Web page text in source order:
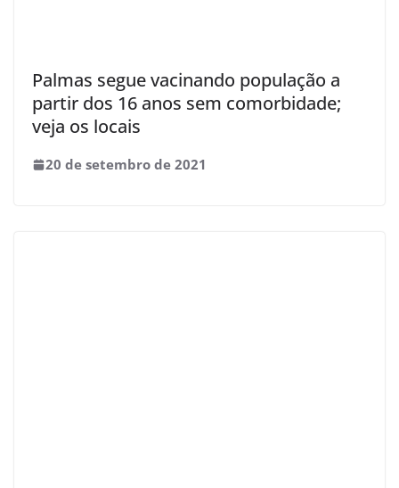
Palmas segue vacinando população a
partir dos 16 anos sem comorbidade;
veja os locais
20 de setembro de 2021